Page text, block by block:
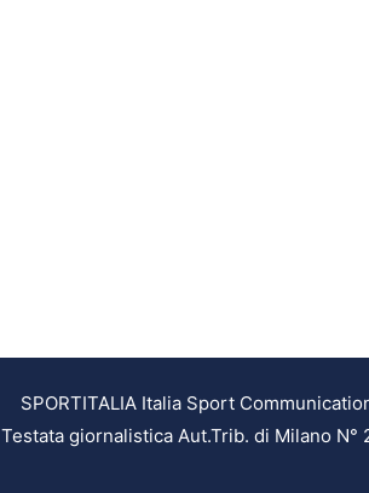
SPORTITALIA Italia Sport
Testata giornalistica Aut.Trib. di Milano